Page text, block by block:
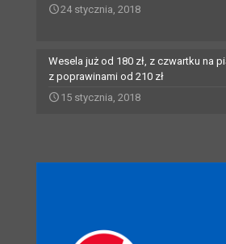
24 stycznia, 2018
Wesela już od 180 zł, z czwartku na
z poprawinami od 210 zł
15 stycznia, 2018